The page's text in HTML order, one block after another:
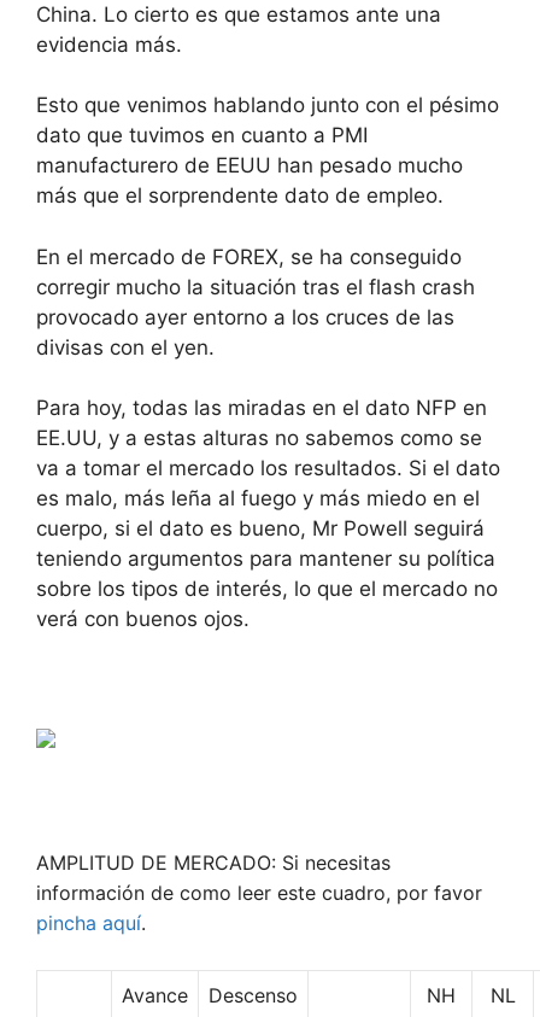
China. Lo cierto es que estamos ante una
evidencia más.
Esto que venimos hablando junto con el pésimo
dato que tuvimos en cuanto a PMI
manufacturero de EEUU han pesado mucho
más que el sorprendente dato de empleo.
En el mercado de FOREX, se ha conseguido
corregir mucho la situación tras el flash crash
provocado ayer entorno a los cruces de las
divisas con el yen.
Para hoy, todas las miradas en el dato NFP en
EE.UU, y a estas alturas no sabemos como se
va a tomar el mercado los resultados. Si el dato
es malo, más leña al fuego y más miedo en el
cuerpo, si el dato es bueno, Mr Powell seguirá
teniendo argumentos para mantener su política
sobre los tipos de interés, lo que el mercado no
verá con buenos ojos.
AMPLITUD DE MERCADO: Si necesitas
información de como leer este cuadro, por favor
pincha aquí.
Avance Descenso NH NL